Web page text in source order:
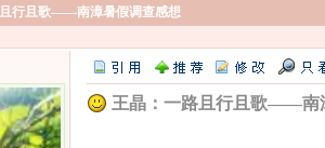
行且歌——南漳暑假调查感想
王晶：一路且行且歌——南